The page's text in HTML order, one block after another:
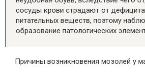
сосуды крови страдают от
питательных веществ, поэтому
образование патологических
Причины возникновения мозолей у